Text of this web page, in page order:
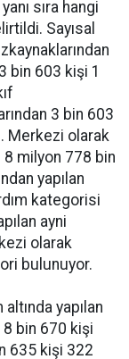
sıra hangi
Sayısal
bin 603 kişi 1
3 bin 603
Merkezi olarak
8 milyon 778 bin
yapılan
kategorisi
ayni
olarak
bulunuyor.
yapılan
8 bin 670 kişi
635 kişi 322